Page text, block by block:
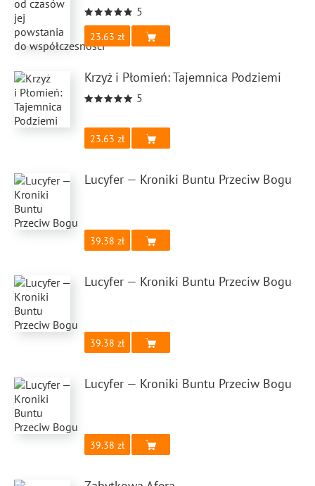
5
23.63
Krzyż i Płomień: Tajemnica Podziemi
5
23.63
Lucyfer — Kroniki Buntu Przeciw Bogu
39.38
Lucyfer — Kroniki Buntu Przeciw Bogu
39.38
Lucyfer — Kroniki Buntu Przeciw Bogu
39.38